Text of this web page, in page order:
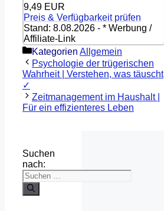
9,49 EUR
Preis & Verfügbarkeit prüfen
Stand: 8.08.2026 - * Werbung /
Affiliate-Link
Kategorien Allgemein
Psychologie der trügerischen
Wahrheit | Verstehen, was täuscht
✓
Zeitmanagement im Haushalt |
Für ein effizienteres Leben
Suchen
nach: